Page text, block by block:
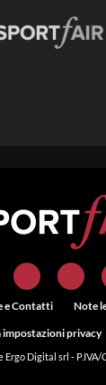
e Contatti Note
impostazioni privacy
Ergo Digital srl - P.IVA/